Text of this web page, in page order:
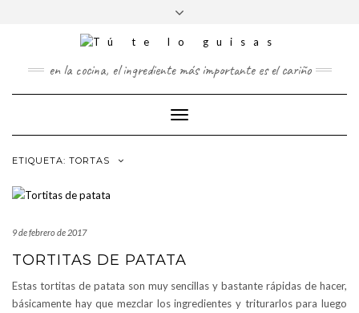
TWITTERPINTEREST
cabecera
en la cocina, el ingrediente más importante es el cariño
Cambiar
modo
ETIQUETA: TORTAS
9 de febrero de 2017
TORTITAS DE PATATA
Estas tortitas de patata son muy sencillas y bastante rápidas de hacer,
básicamente hay que mezclar los ingredientes y triturarlos para luego